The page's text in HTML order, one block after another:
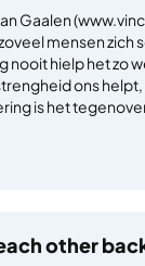
Gaalen
mensen zich
nooit hielp het zo
ons helpt,
is het
other